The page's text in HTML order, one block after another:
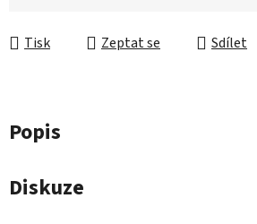
Tisk Zeptat se Sdílet
Popis
Diskuze